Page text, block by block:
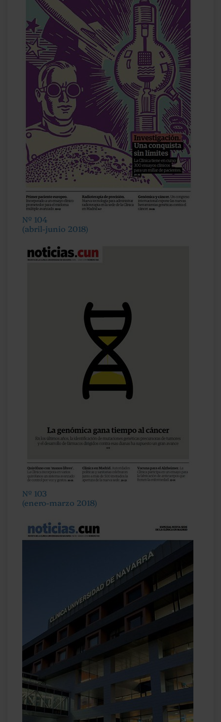
Nº 104
(abril-junio 2018)
Nº 103
(enero-marzo 2018)